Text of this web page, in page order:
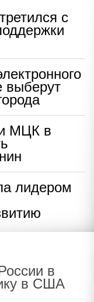
с
выберут
МЦК в
лидером
в
в США